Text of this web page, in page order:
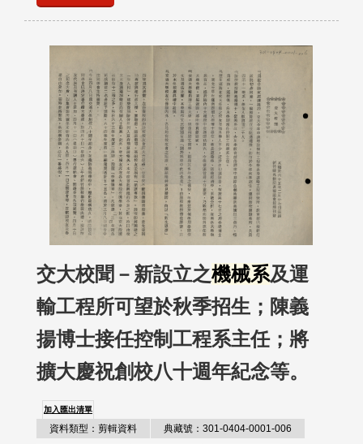
交大校聞－新設立之機械系及運
輸工程所可望於秋季招生；陳義
揚博士接任控制工程系主任；將
擴大慶祝創校八十週年紀念等。
加入匯出清單
資料類型：剪輯資料 典藏號：301-0404-0001-006